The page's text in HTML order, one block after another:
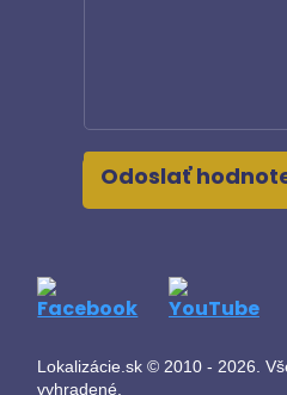
Odoslať
Lokalizácie.sk © 2010 - 2026.
vyhradené.